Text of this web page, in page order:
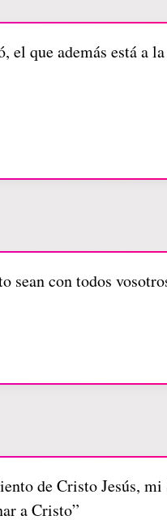
el que además está a
sean con todos
de Cristo Jesús,
a Cristo”